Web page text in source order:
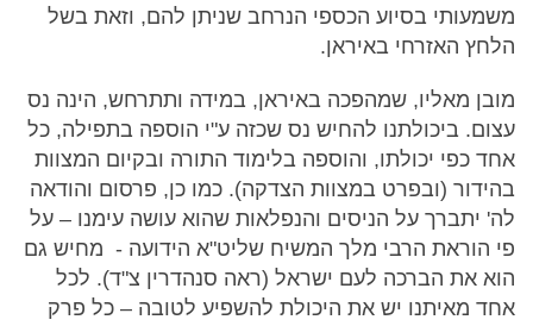
משמעותי בסיוע הכספי הנרחב שניתן להם, וזאת בשל
הלחץ האזרחי באיראן.
מובן מאליו, שמהפכה באיראן, במידה ותתרחש, הינה נס
עצום. ביכולתנו להחיש נס שכזה ע"י הוספה בתפילה, כל
אחד כפי יכולתו, והוספה בלימוד התורה ובקיום המצוות
בהידור (ובפרט במצוות הצדקה). כמו כן, פרסום והודאה
לה' יתברך על הניסים והנפלאות שהוא עושה עימנו – על
פי הוראת הרבי מלך המשיח שליט"א הידועה - מחיש גם
הוא את הברכה לעם ישראל (ראה סנהדרין צ"ד). לכל
אחד מאיתנו יש את היכולת להשפיע לטובה – כל פרק